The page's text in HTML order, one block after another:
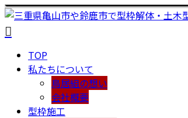
TOP
私たちについて
鳥居組の想い
会社概要
型枠施工